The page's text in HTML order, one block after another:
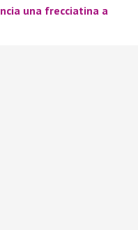
una frecciatina a